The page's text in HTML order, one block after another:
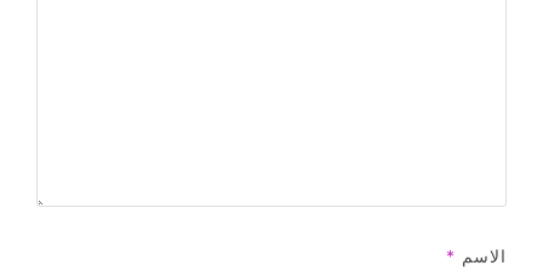
الاسم *